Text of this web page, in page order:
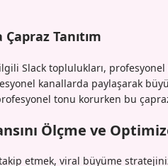
Tanıtım
Slack toplulukları,
kanallarda paylaşarak
tonu korurken bu
Ölçme ve
etmek, viral büyüme